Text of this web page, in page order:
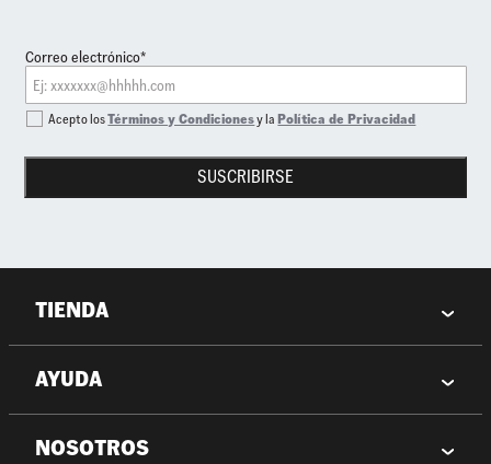
Correo electrónico*
SUSCRIBIRSE
Acepto losTérminos y Condicionesy laPolítica de Privacidad
TIENDA
AYUDA
NOSOTROS